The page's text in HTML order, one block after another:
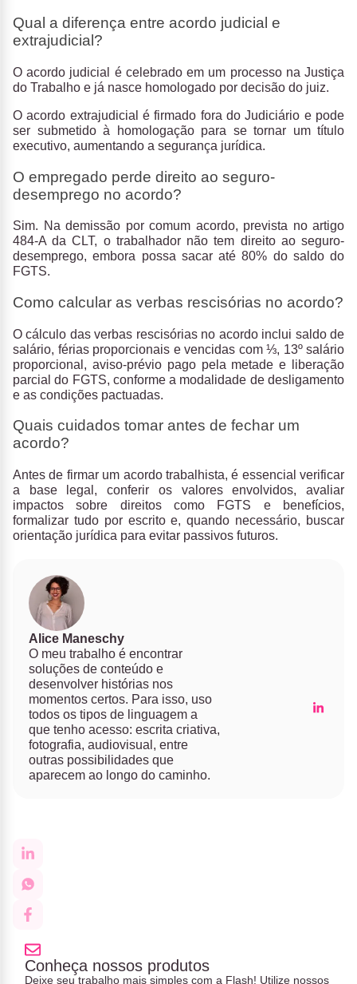
Qual a diferença entre acordo judicial e
extrajudicial?
O acordo judicial é celebrado em um processo na Justiça
do Trabalho e já nasce homologado por decisão do juiz.
O acordo extrajudicial é firmado fora do Judiciário e pode
ser submetido à homologação para se tornar um título
executivo, aumentando a segurança jurídica.
O empregado perde direito ao seguro-
desemprego no acordo?
Sim. Na demissão por comum acordo, prevista no artigo
484-A da CLT, o trabalhador não tem direito ao seguro-
desemprego, embora possa sacar até 80% do saldo do
FGTS.
Como calcular as verbas rescisórias no acordo?
O cálculo das verbas rescisórias no acordo inclui saldo de
salário, férias proporcionais e vencidas com ⅓, 13º salário
proporcional, aviso-prévio pago pela metade e liberação
parcial do FGTS, conforme a modalidade de desligamento
e as condições pactuadas.
Quais cuidados tomar antes de fechar um
acordo?
Antes de firmar um acordo trabalhista, é essencial verificar
a base legal, conferir os valores envolvidos, avaliar
impactos sobre direitos como FGTS e benefícios,
formalizar tudo por escrito e, quando necessário, buscar
orientação jurídica para evitar passivos futuros.
Alice Maneschy
O meu trabalho é encontrar
soluções de conteúdo e
desenvolver histórias nos
momentos certos. Para isso, uso
todos os tipos de linguagem a
que tenho acesso: escrita criativa,
fotografia, audiovisual, entre
outras possibilidades que
aparecem ao longo do caminho.
Conheça nossos produtos
Deixe seu trabalho mais simples com a Flash! Utilize nossos